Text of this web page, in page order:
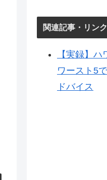
関連記事・リンク
【実録】
ワースト5
ドバイス